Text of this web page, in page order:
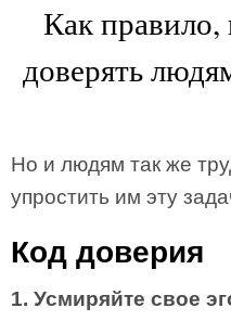
Как правило,
доверять
Но и людям так же
упростить им эту
Код доверия
1. Усмиряйте свое